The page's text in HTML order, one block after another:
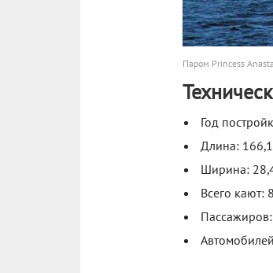
Паром Princess
Год
Длина:
Ширина:
Всего кают: